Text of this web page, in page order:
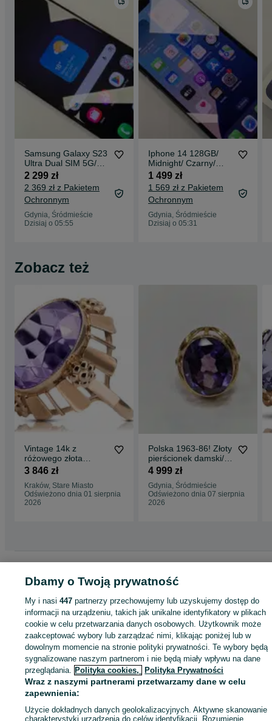
Samsung Galaxy S23
Ultra Dual SIM 5G/
12GB/ 512GB/
Lavender/ Grade A-/
+ ładowarka/ GW 12
MSC
2 299 zł
2 369 zł z Pakietem
Ochronnym
Gdynia, Śródmieście
Dzisiaj o 05:55
Iphone 14 128GB/
Midnight/ Czarny/
BAT 87%/ Grade A +
ładowarka/
Gwarancja
1 499 zł
1 569 zł z Pakietem
Ochronnym
Gdynia, Śródmieście
Dzisiaj o 05:31
Zobacz też
Vintage 14k z
różowego złota
Aleksandryt
Kraków biżuteria Art
Deco
3 846 zł
Kraków, Stare Miasto
Odświeżono dnia 01 sierpnia
2026
Polska 1963-86! Złoty
pierścionek damski/
585/ 9.88 gram/ R16
4 999 zł
Gdynia, Śródmieście
Odświeżono dnia 07 sierpnia
2026
Pierścionki - Gdynia
Pierścionki - Śródmieście
KATEGORIA
803654414 Wyświetlenia:
Kup
Dbamy o Twoją prywatność
My i nasi447 partnerzy przechowujemy lub uzyskujemy dostęp do
informacji na urządzeniu, takich jak unikalne identyfikatory w plikach
cookie w celu przetwarzania danych osobowych. Użytkownik może
zaakceptować wybory lub zarządzać nimi, klikając poniżej lub w
dowolnym momencie na stronie polityki prywatności. Te wybory będą
sygnalizowane naszym partnerom i nie będą miały wpływu na dane
przeglądania. Polityka cookies, Polityka Prywatności
Wraz z naszymi partnerami przetwarzamy dane w celu
zapewnienia:
Użycie dokładnych danych geolokalizacyjnych. Aktywne skanowanie
charakterystyki urządzenia do celów identyfikacji. Rozumienie